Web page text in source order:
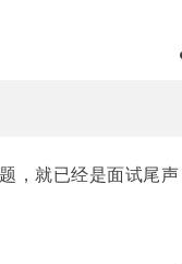
，就已经是面试尾声